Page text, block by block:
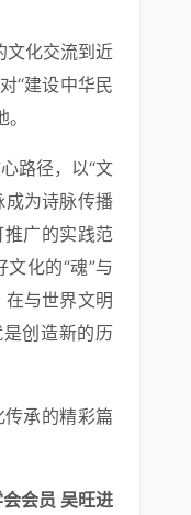
文化交流到近
“建设中华民
路径，以“文
成为诗脉传播
广的实践范
化的“魂”与
在与世界文明
创造新的历
承的精彩篇
会员 吴旺进